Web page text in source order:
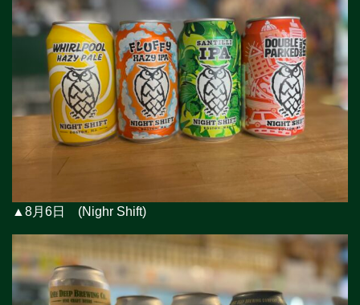
▲8月6日 (Nighr Shift)